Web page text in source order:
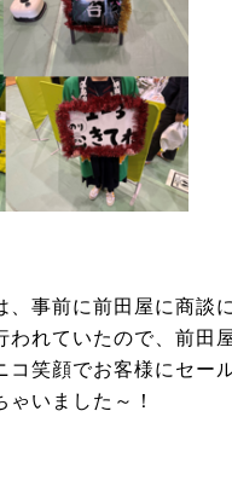
、事前に前田屋に商談
われていたので、前田
コ笑顔でお客様にセー
いました～！